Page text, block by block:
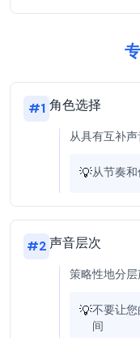
#1 角色选择
从具有互补
💡从节奏
#2声音层次
策略性地分
💡不要让
间